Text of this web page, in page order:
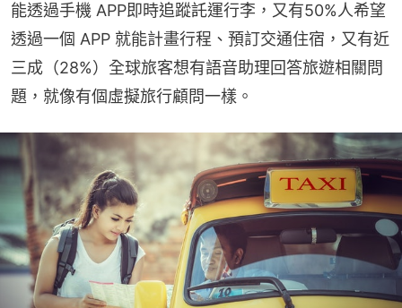
能透過手機 APP即時追蹤託運行李，又有50%人希望
透過一個 APP 就能計畫行程、預訂交通住宿，又有近
三成（28%）全球旅客想有語音助理回答旅遊相關問
題，就像有個虛擬旅行顧問一樣。